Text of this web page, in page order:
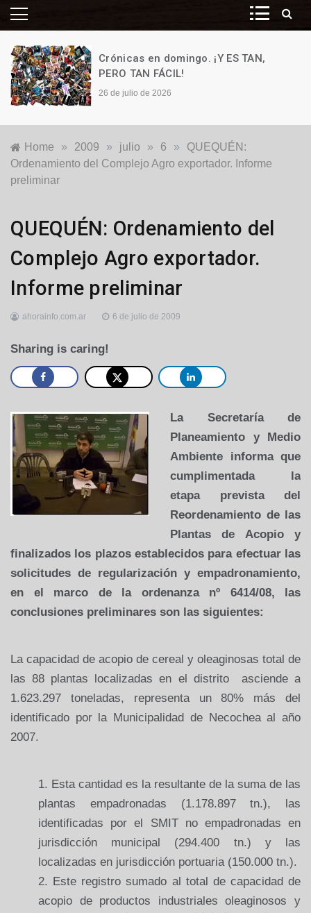
Crónicas en domingo. ¡Y ES TAN,
PERO TAN FÁCIL!
26 de julio de 2026
Home » 2009 » julio » 6 »
QUEQUÉN:
Ordenamiento del Complejo Agro exportador. Informe
preliminar
Locales
QUEQUÉN: Ordenamiento del
Complejo Agro exportador.
Informe preliminar
ahorainfo.com.ar 6 de julio de 2009
Sharing is caring!
La Secretaría de
Planeamiento y Medio
Ambiente informa que
cumplimentada la
etapa prevista del
Reordenamiento de las
Plantas de Acopio y
finalizados los plazos establecidos para efectuar las
solicitudes de regularización y empadronamiento,
en el marco de la ordenanza nº 6414/08, las
conclusiones preliminares son las siguientes:
La capacidad de acopio de cereal y oleaginosas total de
las 88 plantas localizadas en el distrito asciende a
1.623.297 toneladas, representa un 80% más del
identificado por la Municipalidad de Necochea al año
2007.
Esta cantidad es la resultante de la suma de las
plantas empadronadas (1.178.897 tn.), las
identificadas por el SMIT no empadronadas en
jurisdicción municipal (294.400 tn.) y las
localizadas en jurisdicción portuaria (150.000 tn.).
Este registro sumado al total de capacidad de
acopio de productos industriales oleaginosos y